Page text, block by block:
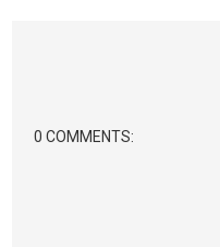
0 COMMENTS: